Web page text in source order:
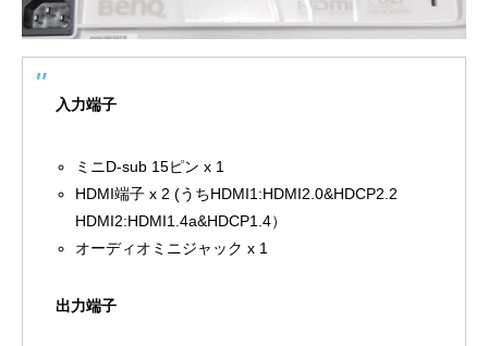
入力端子‎
ミニD-sub 15ピン x 1
HDMI端子 x 2 (うちHDMI1:HDMI2.0&HDCP2.2
HDMI2:HDMI1.4a&HDCP1.4）
オーディオミニジャック x 1‎
出力端子‎